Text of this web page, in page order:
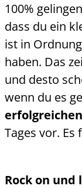
100%
dass du ein
ist in
haben. Das
und desto
wenn du es
erfolgreichen
Tages vor.
Rock on und